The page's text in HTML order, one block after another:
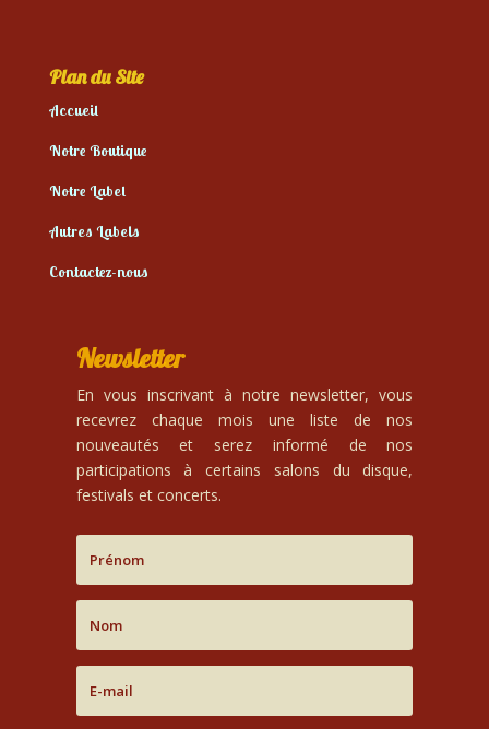
Plan du Site
Accueil
Notre Boutique
Notre Label
Autres Labels
Contactez-nous
Newsletter
En vous inscrivant à notre newsletter, vous
recevrez chaque mois une liste de nos
nouveautés et serez informé de nos
participations à certains salons du disque,
festivals et concerts.